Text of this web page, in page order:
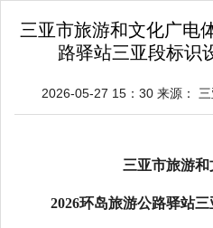
三亚市旅游和文化广电
路驿站三亚段标识
2026-05-27 15：30 来源：
三亚市旅游
2026环岛旅游公路驿站